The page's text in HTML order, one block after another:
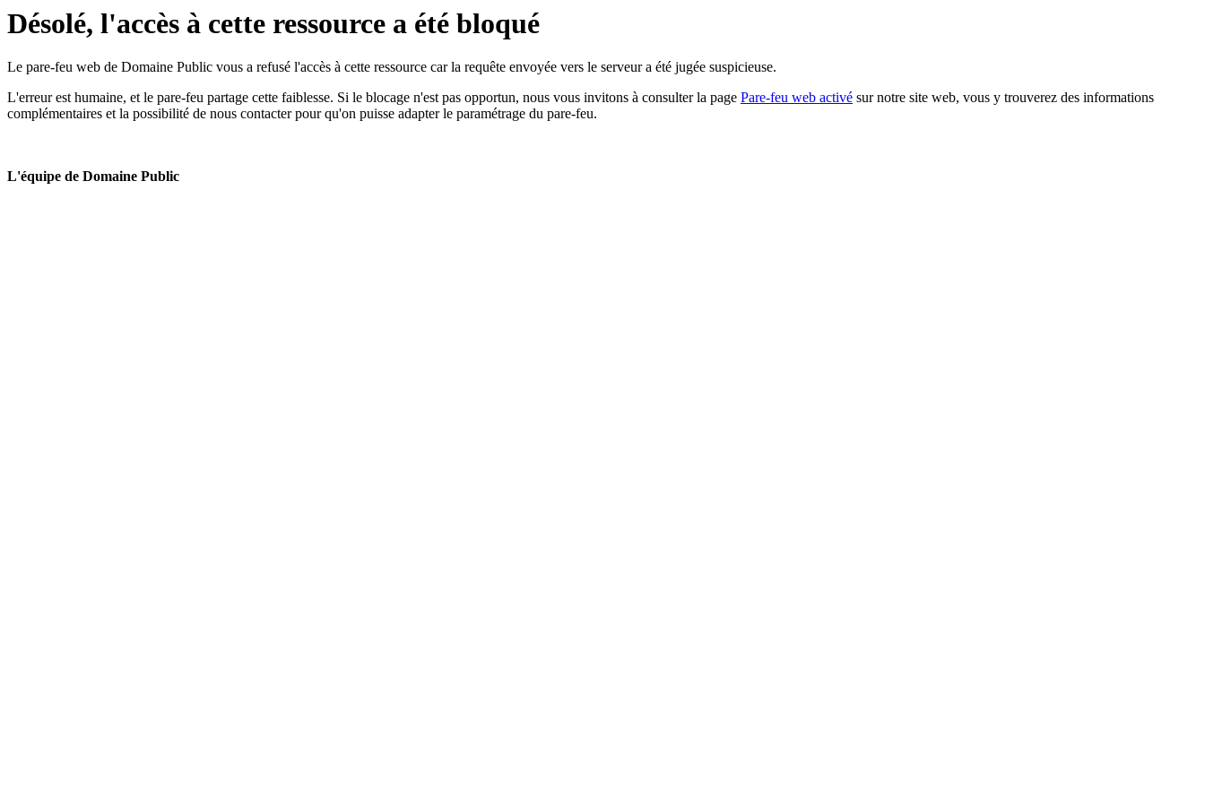
Désolé, l'accès à cette ressource a été bloqué
Le pare-feu web de Domaine Public vous a refusé l'accès à cette ressource car la requête envoyée vers le serveur a été jugée suspicieuse.
L'erreur est humaine, et le pare-feu partage cette faiblesse. Si le blocage n'est pas opportun, nous vous invitons à consulter la page Pare-feu web activé sur notre site web, vous y trouverez des informations
complémentaires et la possibilité de nous contacter pour qu'on puisse adapter le paramétrage du pare-feu.
L'équipe de Domaine Public